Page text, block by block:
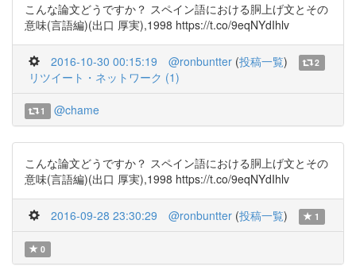
こんな論文どうですか？ スペイン語における胴上げ文とその
意味(言語編)(出口 厚実),1998 https://t.co/9eqNYdIhlv
2016-10-30 00:15:19 @ronbuntter (投稿一覧) 2
リツイート・ネットワーク (1)
1 @chame
こんな論文どうですか？ スペイン語における胴上げ文とその
意味(言語編)(出口 厚実),1998 https://t.co/9eqNYdIhlv
2016-09-28 23:30:29 @ronbuntter (投稿一覧) 1
0